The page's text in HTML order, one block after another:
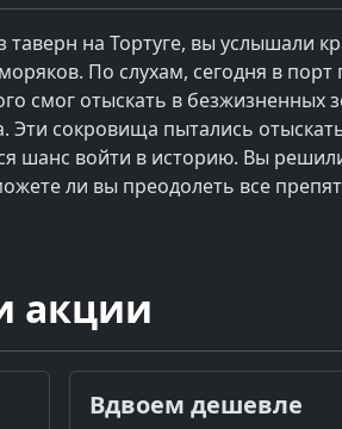
таверн на Тортуге, вы услышали
По слухам, сегодня в
смог отыскать в безжизненных
сокровища пытались
шанс войти в историю. Вы
ли вы преодолеть все
акции
Вдвоем дешевле